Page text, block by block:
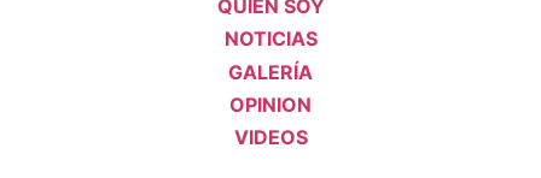
QUIEN SOY
NOTICIAS
GALERÍA
OPINION
VIDEOS